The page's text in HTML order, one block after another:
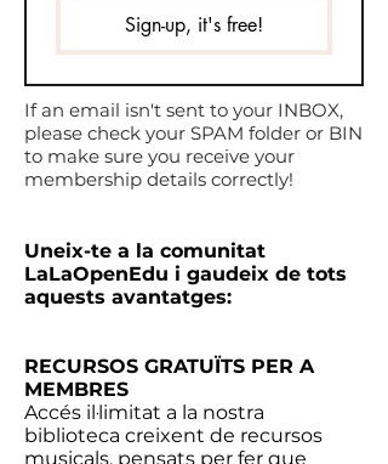
Sign-up, it's free!
If an email isn't sent to your INBOX,
please check your SPAM folder or BIN
to make sure you receive your
membership details correctly!
Uneix-te a la comunitat
LaLaOpenEdu i gaudeix de tots
aquests avantatges:
RECURSOS GRATUÏTS PER A
MEMBRES
Accés il·limitat a la nostra
biblioteca creixent de recursos
musicals, pensats per fer que